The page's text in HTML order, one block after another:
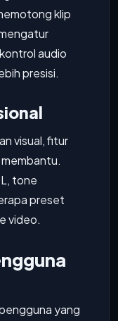
klip
audio
presisi.
visual, fitur
tone
preset
video.
yang